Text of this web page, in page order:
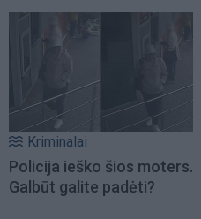
Kriminalai
Policija ieško šios moters.
Galbūt galite padėti?